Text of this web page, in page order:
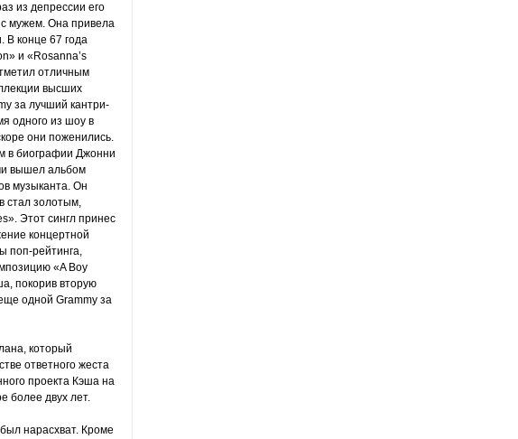
из депрессии его
мужем. Она привела
В конце 67 года
и «Rosanna’s
отличным
высших
за лучший кантри-
одного из шоу в
они поженились.
в биографии Джонни
вышел альбом
музыканта. Он
стал золотым,
Этот сингл принес
концертной
поп-рейтинга,
«A Boy
покорив вторую
одной Grammy за
который
ответного жеста
проекта Кэша на
более двух лет.
нарасхват. Кроме